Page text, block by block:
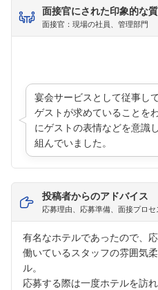
面接官にされた印象的な
面接官：現場の社員、管理部門
宴会サービスとして従事し
ゲストが求めていることを
にゲストの表情などを意識
組んでいました。
投稿者からのアドバイス
応募理由、応募準備、面接プロセ
有名なホテルであったので、応
働いているスタッフの雰囲気
ル。
応募する際は一度ホテルを訪